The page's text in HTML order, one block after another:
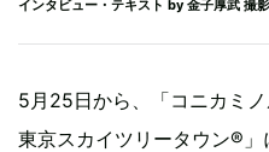
インタビュー・テキスト by 金子厚武 撮
5月25日から、「コニカミ
東京スカイツリータウン®